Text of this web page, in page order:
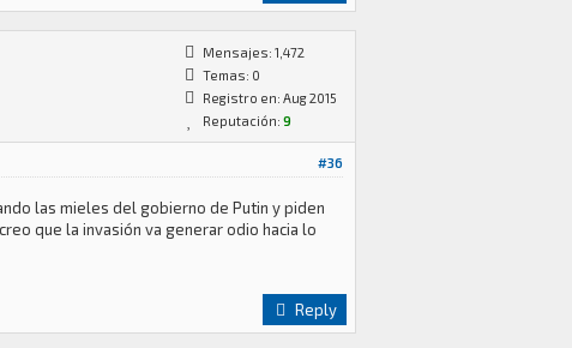
Mensajes: 1,472
Temas: 0
Registro en: Aug 2015
Reputación: 9
#36
las mieles del gobierno de Putin y piden
que la invasión va generar odio hacia lo
Reply